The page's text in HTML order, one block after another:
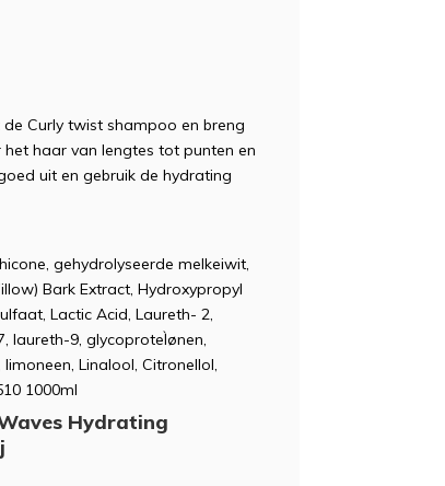
Curly twist shampoo en breng
haar van lengtes tot punten en
uit en gebruik de hydrating
gehydrolyseerde melkeiwit,
Bark Extract, Hydroxypropyl
Lactic Acid, Laureth- 2,
laureth-9, glycoproteÌønen,
Linalool, Citronellol,
1000ml
Hydrating